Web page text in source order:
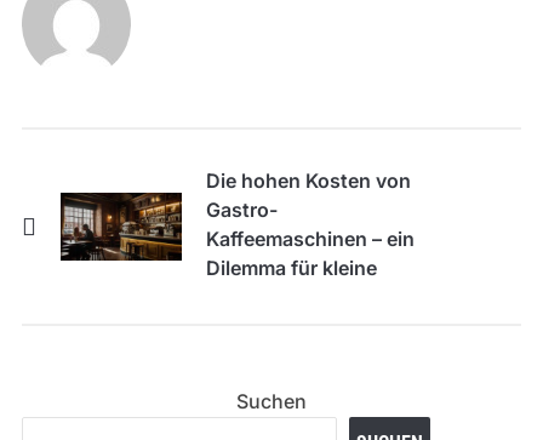
Die hohen Kosten von
Gastro-
Kaffeemaschinen – ein
Dilemma für kleine
Suchen